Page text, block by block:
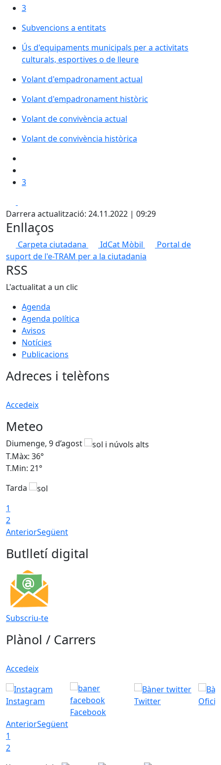
3
Subvencions a entitats
Ús d'equipaments municipals per a activitats
culturals, esportives o de lleure
Volant d'empadronament actual
Volant d'empadronament històric
Volant de convivència actual
Volant de convivència històrica
3
Darrera actualització: 24.11.2022 | 09:29
Enllaços
Carpeta ciutadana IdCat Mòbil
Portal de
suport de l'e-TRAM per a la ciutadania
RSS
L'actualitat a un clic
Agenda
Agenda política
Avisos
Notícies
Publicacions
Adreces i telèfons
Accedeix
Meteo
Diumenge, 9 d’agost
T.Màx: 36°
T.Min: 21°
Tarda
1
2
AnteriorSegüent
Butlletí digital
Subscriu-te
Plànol / Carrers
Accedeix
Instagram
Facebook
Twitter
AnteriorSegüent
1
2